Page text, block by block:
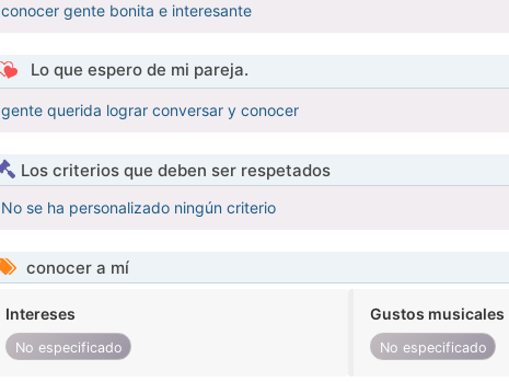
conocer gente bonita e interesante
Lo que espero de mi pareja.
gente querida lograr conversar y conocer
Los criterios que deben ser respetados
No se ha personalizado ningún criterio
conocer a mí
Intereses
No especificado
Gustos musicales
No especificado